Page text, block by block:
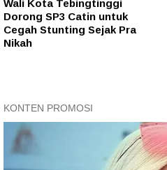
Wali Kota Tebingtinggi
Dorong SP3 Catin untuk
Cegah Stunting Sejak Pra
Nikah